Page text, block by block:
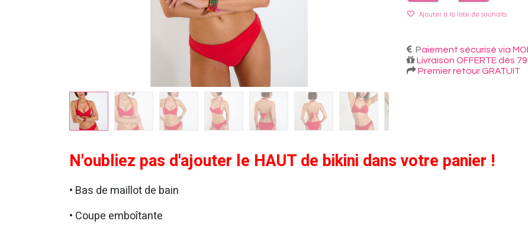
Ajouter à la liste de souhaits
Paiement sécurisé via
Livraison OFFERTE dès
Premier retour GRATUIT
N'oubliez pas d'ajouter le HAUT de bikini dans votre panier !
• Bas de maillot de bain
• Coupe emboîtante